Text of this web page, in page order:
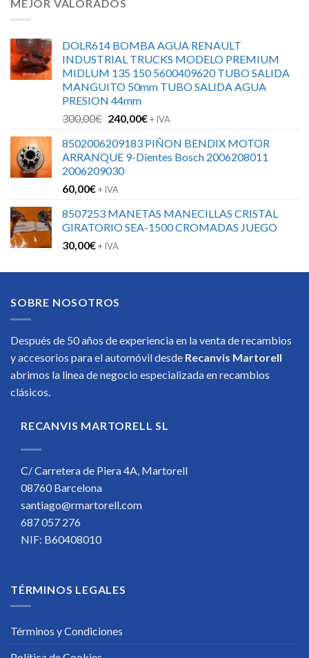
MEJOR VALORADOS
DOLR614 BOMBA AGUA RENAULT
INDUSTRIAL TRUCKS MODELO PREMIUM
MIDLUM 135 150 5600409620 TUBO SALIDA
MANGUITO 50mm TUBO SALIDA AGUA
PRESION 44mm
300,00€ El
original
era:
300,00€.
240,00€El
actual
es:
+ IVA
8502006209183 PIÑON BENDIX MOTOR
ARRANQUE 9-Dientes Bosch 2006208011
2006209030
60,00€+ IVA
8507253 MANETAS MANECILLAS CRISTAL
GIRATORIO SEA-1500 CROMADAS JUEGO
30,00€+ IVA
SOBRE NOSOTROS
Después de 50 años de experiencia en la venta de recambios
y accesorios para el automóvil desde Recanvis Martorell
abrimos la linea de negocio especializada en recambios
clásicos.
RECANVIS MARTORELL SL
C/ Carretera de Piera 4A, Martorell
08760 Barcelona
santiago@rmartorell.com
687 057 276
NIF: B60408010
TÉRMINOS LEGALES
Términos y Condiciones